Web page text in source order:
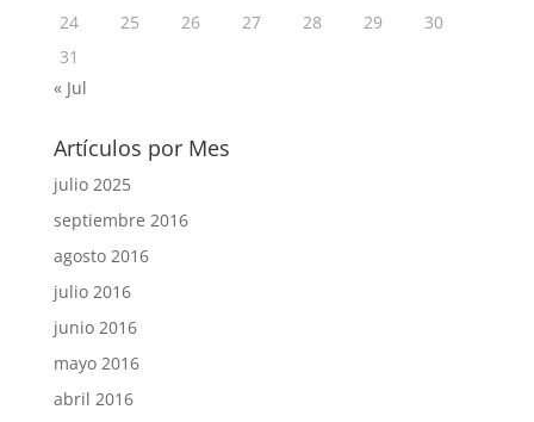
24
25 26 27 28 29
30
31
« Jul
Artículos por Mes
julio 2025
septiembre 2016
agosto 2016
julio 2016
junio 2016
mayo 2016
abril 2016